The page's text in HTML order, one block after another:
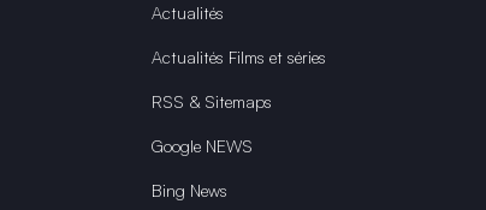
Actualités
Actualités Films et séries
RSS & Sitemaps
Google NEWS
Bing News